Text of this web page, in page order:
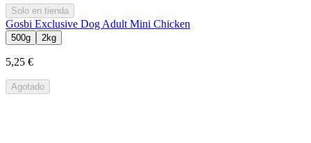
Solo en tienda
Gosbi Exclusive Dog Adult Mini Chicken
500g 2kg
5,25 €
Agotado